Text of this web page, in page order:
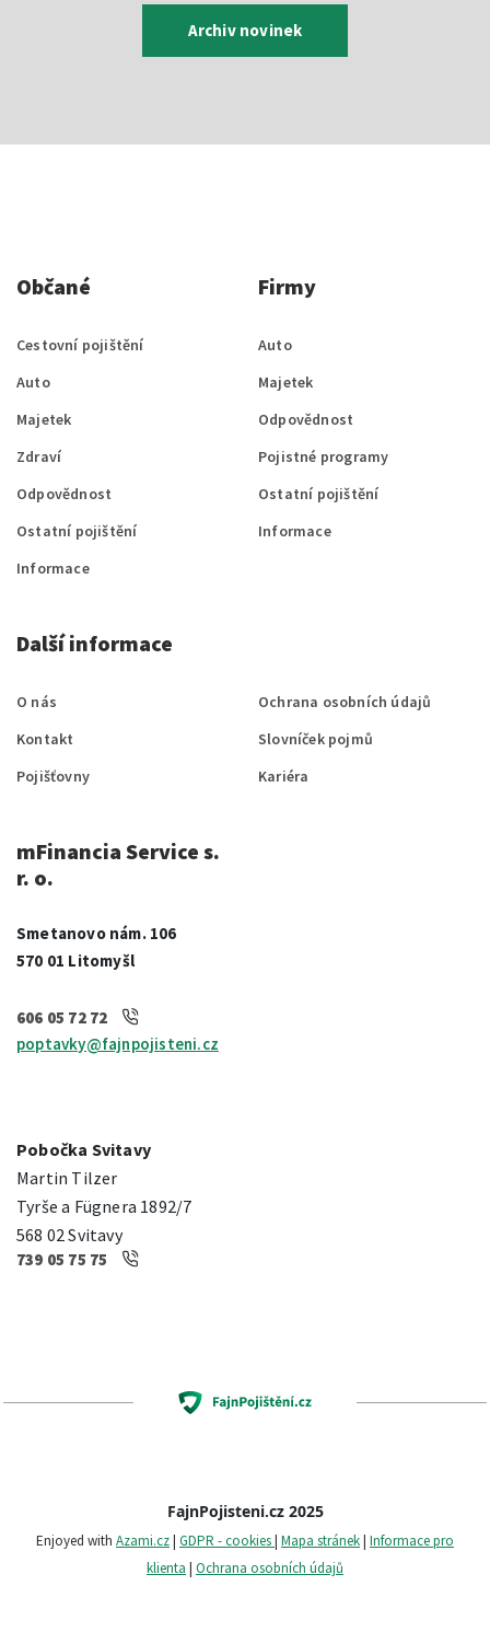
Archiv novinek
Občané
Cestovní pojištění
Auto
Majetek
Zdraví
Odpovědnost
Ostatní pojištění
Informace
Firmy
Auto
Majetek
Odpovědnost
Pojistné programy
Ostatní pojištění
Informace
Další informace
O nás
Kontakt
Pojišťovny
Ochrana osobních údajů
Slovníček pojmů
Kariéra
mFinancia Service s.
r. o.
Smetanovo nám. 106
570 01 Litomyšl
606 05 72 72
poptavky@fajnpojisteni.cz
Pobočka Svitavy
Martin Tilzer
Tyrše a Fügnera 1892/7
568 02 Svitavy
739 05 75 75
FajnPojisteni.cz 2025
Enjoyed with Azami.cz| GDPR - cookies| Mapa stránek| Informace pro
klienta | Ochrana osobních údajů